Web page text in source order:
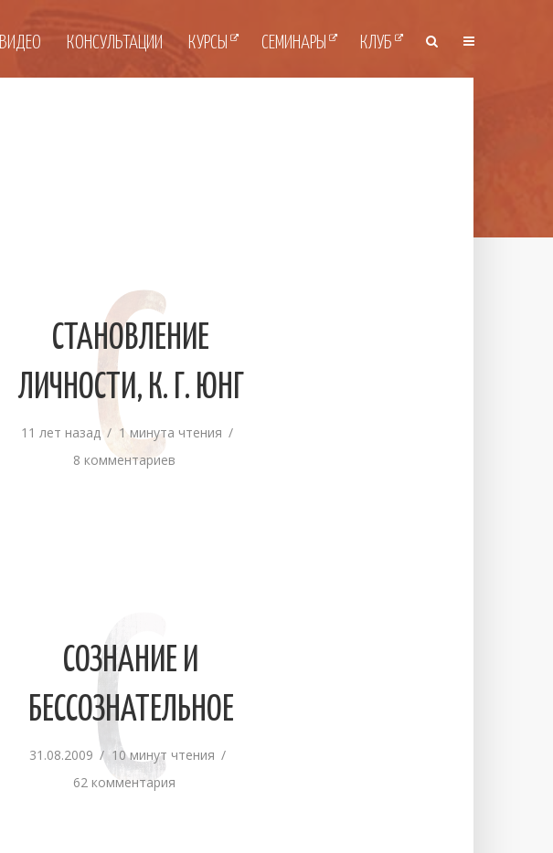
ВИДЕО КОНСУЛЬТАЦИИ КУРСЫ СЕМИНАРЫ КЛУБ
СТАНОВЛЕНИЕ
ЛИЧНОСТИ, К. Г. ЮНГ
11 лет назад
1 минута чтения
8 комментариев
С
СОЗНАНИЕ И
БЕССОЗНАТЕЛЬНОЕ
31.08.2009
10 минут чтения
62 комментария
С